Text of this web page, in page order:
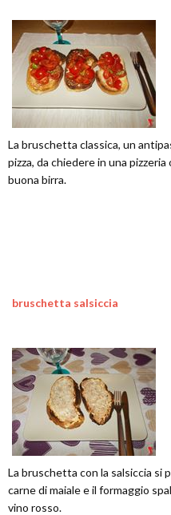
La bruschetta classica, un
pizza, da chiedere in una
buona birra.
bruschetta salsiccia
La bruschetta con la salsiccia si
carne di maiale e il formaggio
vino rosso.